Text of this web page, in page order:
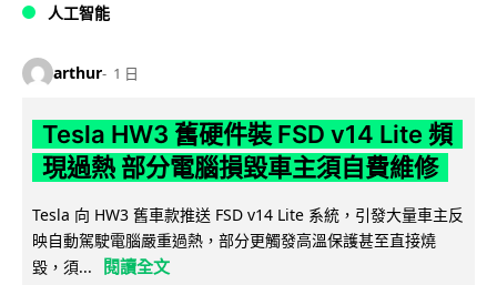
人工智能
arthur 1 日
Tesla HW3 舊硬件裝 FSD v14 Lite 頻
現過熱 部分電腦損毀車主須自費維修
Tesla 向 HW3 舊車款推送 FSD v14 Lite 系統，引發大量車主反
映自動駕駛電腦嚴重過熱，部分更觸發高溫保護甚至直接燒
毀，須...
閱讀全文